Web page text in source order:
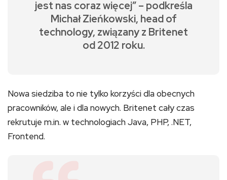
jest nas coraz więcej” – podkreśla
Michał Zieńkowski, head of
technology, związany z Britenet
od 2012 roku.
Nowa siedziba to nie tylko korzyści dla obecnych
pracowników, ale i dla nowych. Britenet cały czas
rekrutuje m.in. w technologiach Java, PHP, .NET,
Frontend.